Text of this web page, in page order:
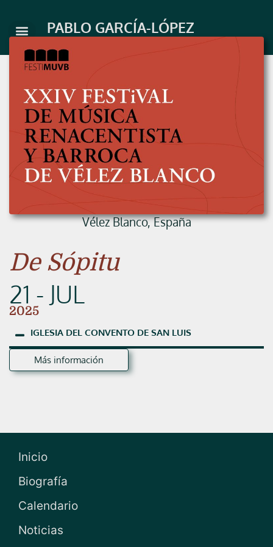
contenido PABLO GARCÍA-LÓPEZ
Vélez Blanco, España
De Sópitu
21 - JUL
2025
IGLESIA DEL CONVENTO DE SAN LUIS
Más información
Inicio
Biografía
Calendario
Noticias